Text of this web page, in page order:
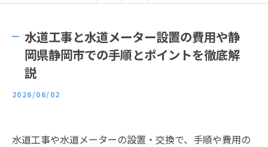
水道工事と水道メーター設置の費用や静
岡県静岡市での手順とポイントを徹底解
説
2026/06/02
水道工事や水道メーターの設置・交換で、手順や費用の